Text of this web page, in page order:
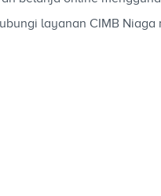
layanan CIMB Niaga